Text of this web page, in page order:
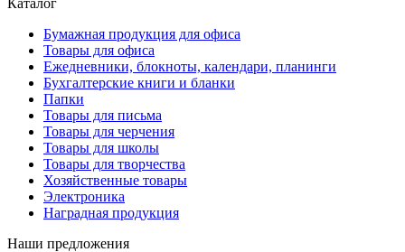
Бумажная продукция для офиса
Товары для офиса
Ежедневники, блокноты, календари, планинги
Бухгалтерские книги и бланки
Папки
Товары для письма
Товары для черчения
Товары для школы
Товары для творчества
Хозяйственные товары
Электроника
Наградная продукция
Наши предложения